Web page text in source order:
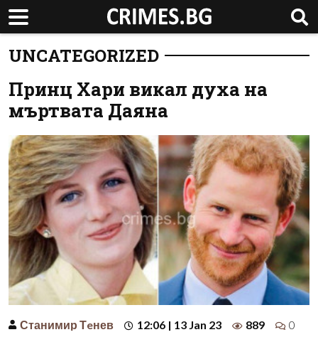
UNCATEGORIZED
Принц Хари викал духа на
мъртвата Даяна
Станимир Тeнев 12:06 | 13 Jan 23 889
0